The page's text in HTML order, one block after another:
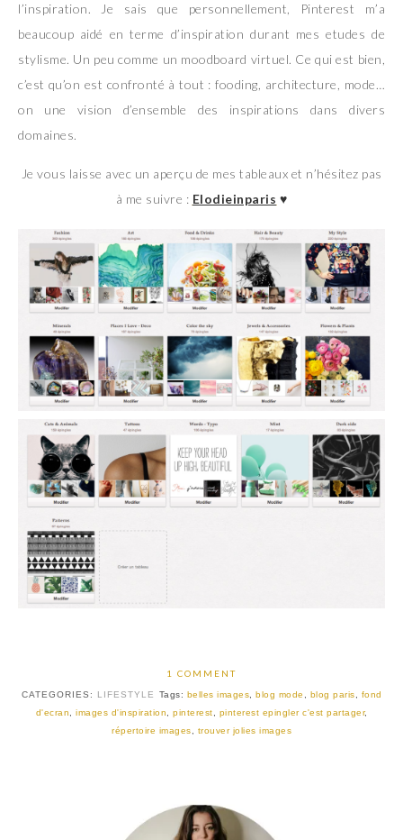
l’inspiration. Je sais que personnellement, Pinterest m’a
beaucoup aidé en terme d’inspiration durant mes etudes de
stylisme. Un peu comme un moodboard virtuel. Ce qui est bien,
c’est qu’on est confronté à tout : fooding, architecture, mode…
on une vision d’ensemble des inspirations dans divers
domaines.
Je vous laisse avec un aperçu de mes tableaux et n’hésitez pas
à me suivre : Elodieinparis ♥
1 COMMENT
CATEGORIES: LIFESTYLE Tags: belles images, blog mode , blog paris, fond
d'ecran, images d'inspiration, pinterest, pinterest epingler c'est partager,
répertoire images, trouver jolies images